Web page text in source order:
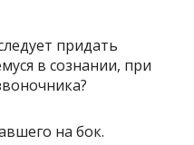
придать
в сознании, при
на бок.